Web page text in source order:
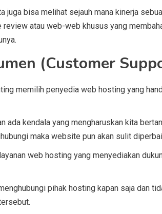
juga bisa melihat sejauh mana kinerja
atau web-web khusus yang
(Customer
memilih penyedia web hosting yang
ada kendala yang mengharuskan kita
maka website pun akan sulit
web hosting yang menyediakan
pihak hosting kapan saja dan